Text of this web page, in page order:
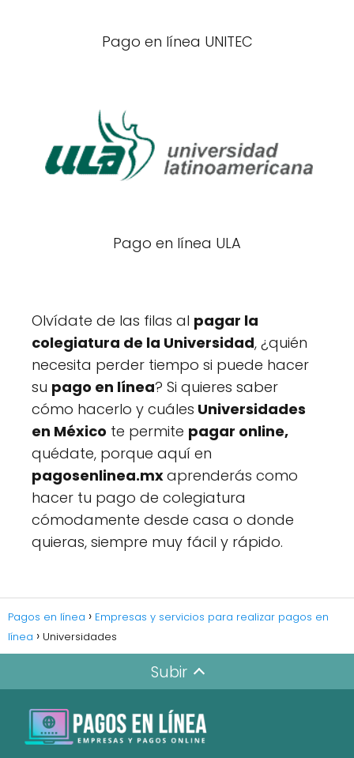
Pago en línea UNITEC
Pago en línea ULA
Olvídate de las filas al pagar la
colegiatura de la Universidad, ¿quién
necesita perder tiempo si puede hacer
su pago en línea? Si quieres saber
cómo hacerlo y cuáles Universidades
en México te permite pagar online,
quédate, porque aquí en
pagosenlinea.mxaprenderás como
hacer tu pago de colegiatura
cómodamente desde casa o donde
quieras, siempre muy fácil y rápido.
Pagos en línea
Empresas y servicios para realizar pagos en
línea
Universidades
Subir